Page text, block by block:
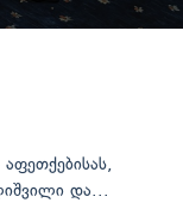
და...